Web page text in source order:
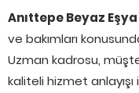
Anıttepe Beyaz
ve bakımları
Uzman kadrosu,
kaliteli hizmet